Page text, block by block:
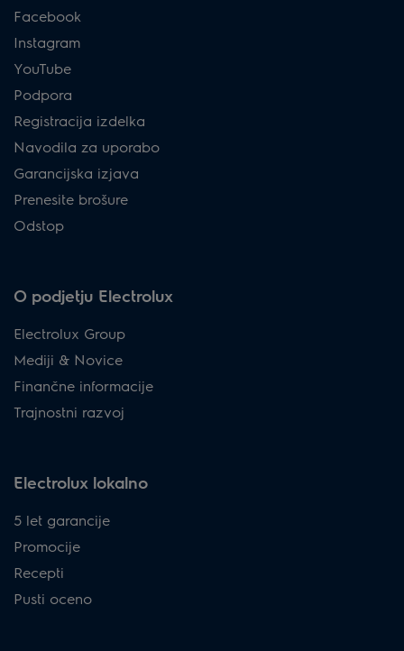
Facebook
Instagram
YouTube
Podpora
Registracija izdelka
Navodila za uporabo
Garancijska izjava
Prenesite brošure
Odstop
O podjetju Electrolux
Electrolux Group
Mediji & Novice
Finančne informacije
Trajnostni razvoj
Electrolux lokalno
5 let garancije
Promocije
Recepti
Pusti oceno